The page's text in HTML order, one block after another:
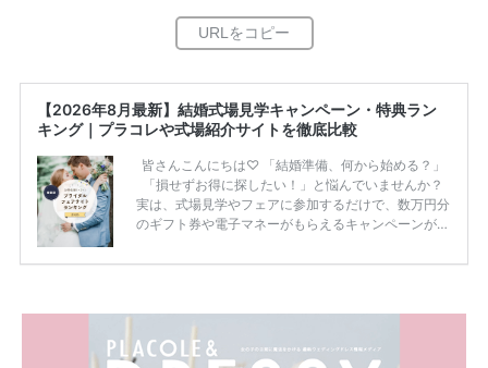
【2026年8月最新】結婚式場見学キャンペーン・特典ラン
キング｜プラコレや式場紹介サイトを徹底比較
皆さんこんにちは♡ 「結婚準備、何から始める？」
「損せずお得に探したい！」と悩んでいませんか？
実は、式場見学やフェアに参加するだけで、数万円分
のギフト券や電子マネーがもらえるキャンペーンがあ
ため、比較せずに選ぶと損をしてしまうことも……。
内容：特典金額・条件・応募方法・注意点 「どこが
一番お得？」「プラコレの特典は？」といった疑問も